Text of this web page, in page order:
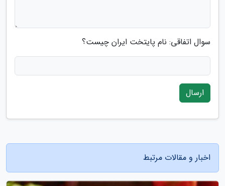
سوال اتفاقی: نام پایتخت ایران چیست؟
ارسال
اخبار و مقالات مرتبط